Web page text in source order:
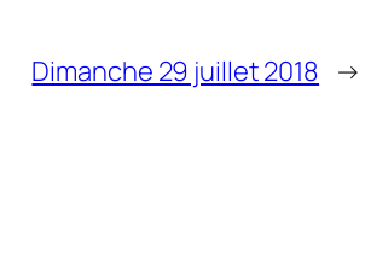
Dimanche 29 juillet 2018 →